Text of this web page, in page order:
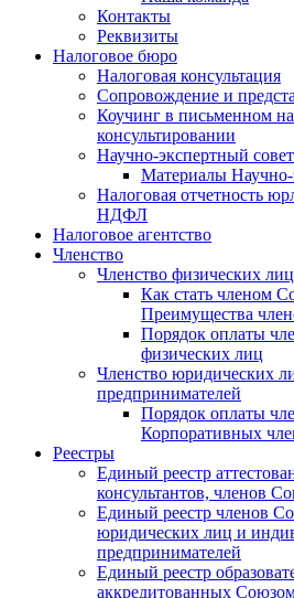
Контакты
Реквизиты
Налоговое бюро
Налоговая консультация
Cопровождение и
Коучинг в письменном
консультировании
Научно-экспертный совет
Материалы Научно-
Налоговая отчетность
НДФЛ
Налоговое агентство
Членство
Членство физических лиц
Как стать членом
Преимущества
Порядок оплаты
физических лиц
Членство юридических
предпринимателей
Порядок оплаты
Корпоративных
Реестры
Единый реестр
консультантов, членов
Единый реестр членов
юридических лиц и
предпринимателей
Единый реестр
аккредитованных